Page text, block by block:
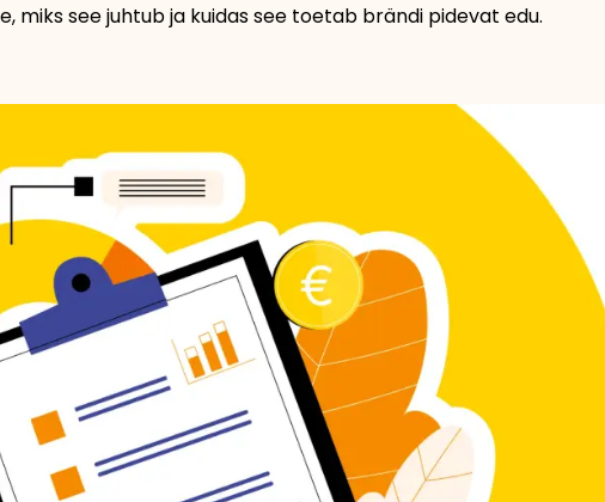
Brändi
Voorude
Blogi
miks see juhtub ja kuidas see toetab brändi pidevat edu.